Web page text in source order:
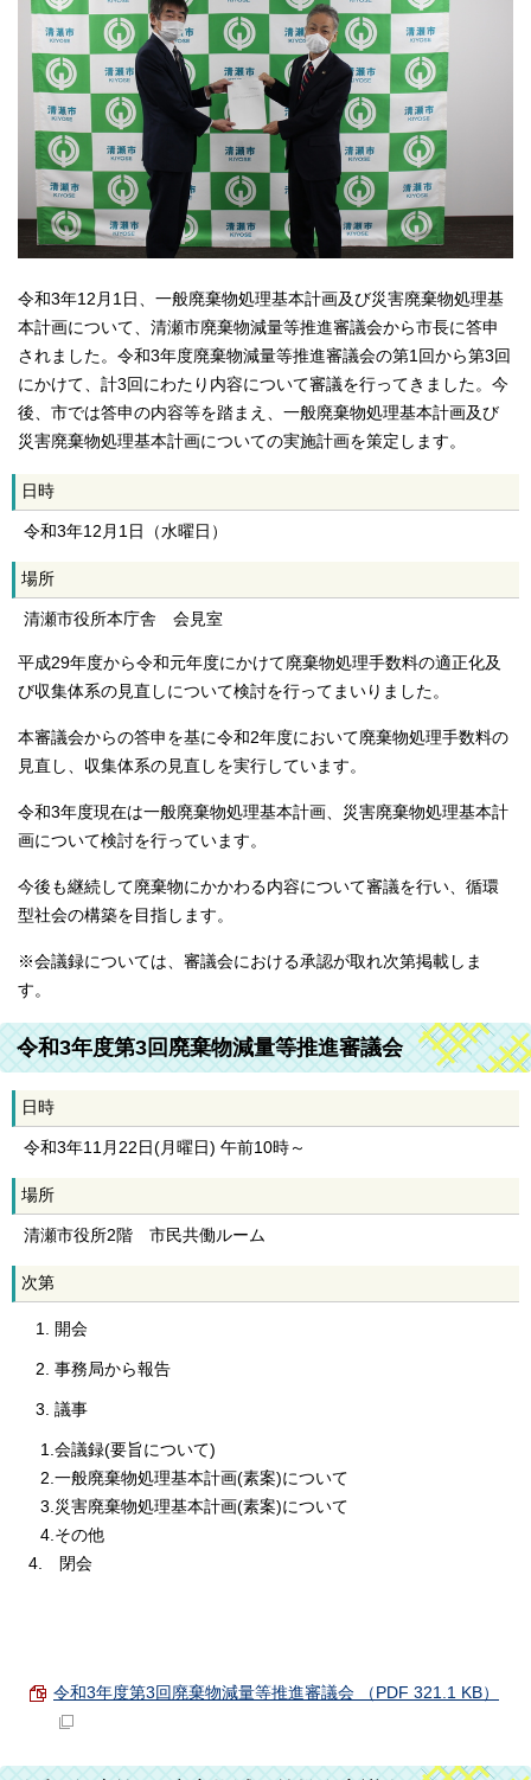
令和3年12月1日、一般廃棄物処理基本計画及び災害廃棄物処理基
本計画について、清瀬市廃棄物減量等推進審議会から市長に答申
されました。令和3年度廃棄物減量等推進審議会の第1回から第3回
にかけて、計3回にわたり内容について審議を行ってきました。今
後、市では答申の内容等を踏まえ、一般廃棄物処理基本計画及び
災害廃棄物処理基本計画についての実施計画を策定します。
日時
令和3年12月1日（水曜日）
場所
清瀬市役所本庁舎 会見室
平成29年度から令和元年度にかけて廃棄物処理手数料の適正化及
び収集体系の見直しについて検討を行ってまいりました。
本審議会からの答申を基に令和2年度において廃棄物処理手数料の
見直し、収集体系の見直しを実行しています。
令和3年度現在は一般廃棄物処理基本計画、災害廃棄物処理基本計
画について検討を行っています。
今後も継続して廃棄物にかかわる内容について審議を行い、循環
型社会の構築を目指します。
※会議録については、審議会における承認が取れ次第掲載しま
す。
令和3年度第3回廃棄物減量等推進審議会
日時
令和3年11月22日(月曜日) 午前10時～
場所
清瀬市役所2階 市民共働ルーム
次第
開会
事務局から報告
議事
1.会議録(要旨について)
2.一般廃棄物処理基本計画(素案)について
3.災害廃棄物処理基本計画(素案)について
4.その他
4. 閉会
令和3年度第3回廃棄物減量等推進審議会 （PDF 321.1 KB）